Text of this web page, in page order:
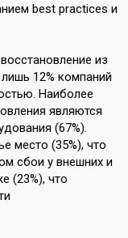
best practices и
из
12% компаний
Наиболее
являются
(67%).
место (35%), что
сбои у внешних и
(23%), что